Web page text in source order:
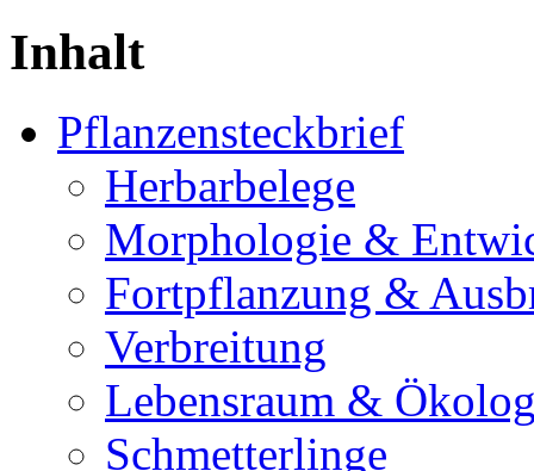
Inhalt
Pflanzensteckbrief
Herbarbelege
Morphologie &
Fortpflanzung &
Verbreitung
Lebensraum &
Schmetterlinge